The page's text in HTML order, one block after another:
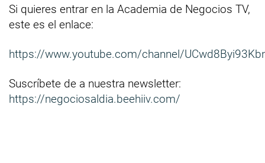
Si quieres entrar en la Academia de Negocios TV,
este es el enlace:
https://www.youtube.com/channel/
Suscríbete de a nuestra newsletter:
https://negociosaldia.beehiiv.com/